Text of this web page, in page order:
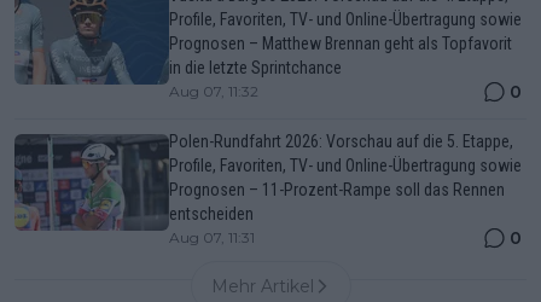
Profile, Favoriten, TV- und Online-Übertragung sowie
Prognosen – Matthew Brennan geht als Topfavorit
in die letzte Sprintchance
Aug 07, 11:32 0
Polen-Rundfahrt 2026: Vorschau auf die 5. Etappe,
Profile, Favoriten, TV- und Online-Übertragung sowie
Prognosen – 11-Prozent-Rampe soll das Rennen
entscheiden
Aug 07, 11:31 0
Mehr Artikel